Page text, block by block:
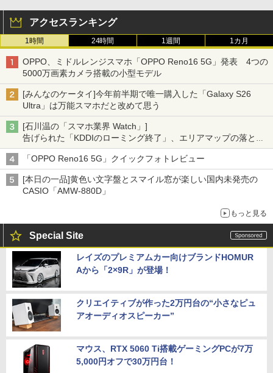
アクセスランキング
1時間 24時間 1週間 1カ月
OPPO、ミドルレンジスマホ「OPPO Reno16 5G」発表 4つの
5000万画素カメラ搭載の小型モデル
[みんなのケータイ]今年前半期で唯一購入した「Galaxy S26
Ultra」は万能スマホだと改めて思う
[石川温の「スマホ業界 Watch」]
告げられた「KDDIのローミング終了」、エリアマップの落とし
穴と楽天モバイルの課題
「OPPO Reno16 5G」クイックフォトレビュー
[本日の一品]黄色い文字盤とスマイル窓が楽しい国内未発売の
CASIO「AMW-880D」
もっと見る
Special Site
レイズのプレミアムカー向けブランドHOMUR
Aから「2×9R」が登場！
クリエイティブが作った2万円台の“小さなピュ
アオーディオスピーカー”
マウス、RTX 5060 Ti搭載ゲーミングPCが7万
5,000円オフで30万円台！